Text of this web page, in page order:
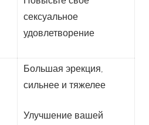
сексуальное
удовлетворение
Большая эрекция,
сильнее и тяжелее
Улучшение вашей